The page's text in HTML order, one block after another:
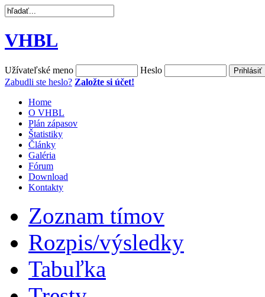
VHBL
Užívateľské meno
Heslo
Zabudli ste heslo? Založte si účet!
Home
O VHBL
Plán zápasov
Štatistiky
Články
Galéria
Fórum
Download
Kontakty
Zoznam tímov
Rozpis/výsledky
Tabuľka